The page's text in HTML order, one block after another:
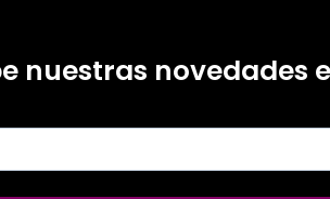
nuestras novedades